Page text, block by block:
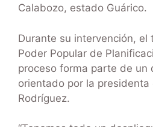
Calabozo, estado Guárico.
Durante su intervención, el
Poder Popular de
proceso forma parte de un
orientado por la presidenta
Rodríguez.